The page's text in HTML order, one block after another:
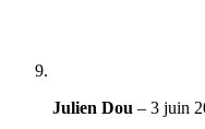
Julien Dou – 3 juin